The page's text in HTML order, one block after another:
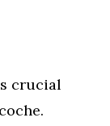
crucial